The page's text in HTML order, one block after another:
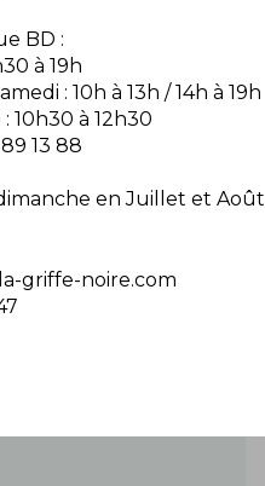
BD :
à 19h
: 10h à 13h / 14h à 19h
10h30 à 12h30
13 88
en Juillet et Août
griffe-noire.com